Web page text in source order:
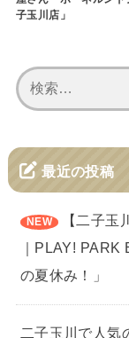
子玉川店」
最近の投稿
【二子
｜PLAY!
の夏休み！」
二子玉川で人気